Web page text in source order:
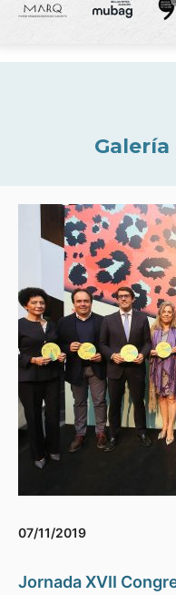
07/11/2019
Jornada XVII